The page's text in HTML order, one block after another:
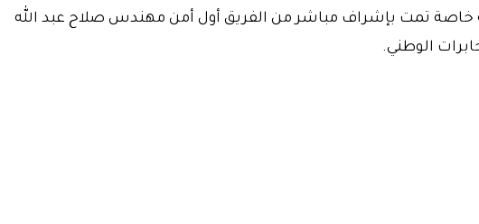
خاصة تمت بإشراف مباشر من الفريق أول أمن مهندس صلاح عبد الله
الوطني.